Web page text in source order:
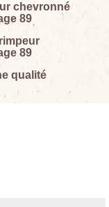
chevronné
89
89
qualité